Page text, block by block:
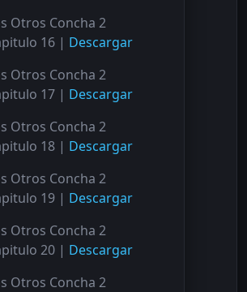
Otros Concha 2
16 | Descargar
Otros Concha 2
17 | Descargar
Otros Concha 2
18 | Descargar
Otros Concha 2
19 | Descargar
Otros Concha 2
20 | Descargar
Otros Concha 2